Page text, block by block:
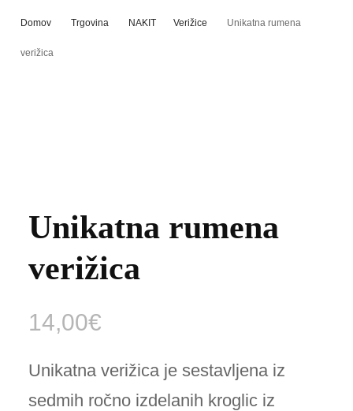
Domov Trgovina NAKIT Verižice Unikatna rumena
verižica
Unikatna rumena
verižica
14,00€
Unikatna verižica je sestavljena iz
sedmih ročno izdelanih kroglic iz